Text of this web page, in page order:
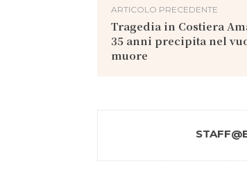
ARTICOLO PRECEDENTE
Tragedia in Costiera
35 anni precipita nel
muore